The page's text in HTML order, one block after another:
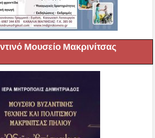
Μουσείο Μακρινίτσας